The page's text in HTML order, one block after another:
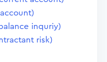
inquriy)
risk)